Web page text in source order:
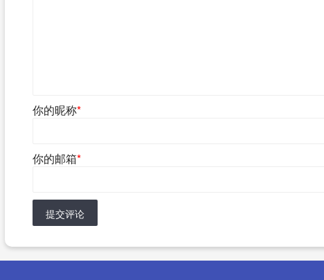
你的昵称*
你的邮箱*
提交评论